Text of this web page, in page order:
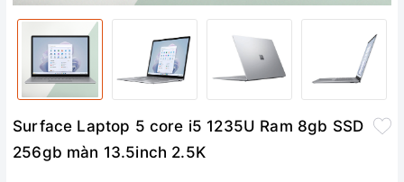
Surface Laptop 5 core i5 1235U Ram 8gb SSD
256gb màn 13.5inch 2.5K